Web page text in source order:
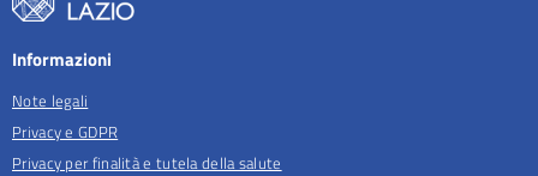
Informazioni
Note legali
Privacy e GDPR
Privacy per finalità e tutela della salute